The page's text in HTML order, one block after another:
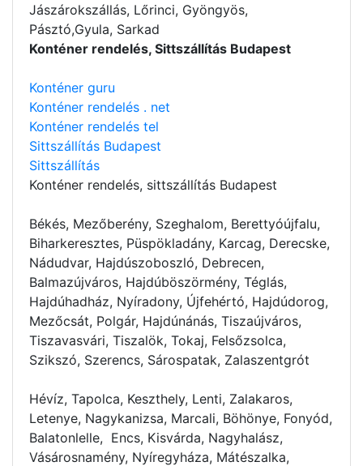
Jászárokszállás, Lőrinci, Gyöngyös,
Pásztó,Gyula, Sarkad
Konténer rendelés, Sittszállítás Budapest
Konténer guru
Konténer rendelés . net
Konténer rendelés tel
Sittszállítás Budapest
Sittszállítás
Konténer rendelés, sittszállítás Budapest
Békés, Mezőberény, Szeghalom, Berettyóújfalu,
Biharkeresztes, Püspökladány, Karcag, Derecske,
Nádudvar, Hajdúszoboszló, Debrecen,
Balmazújváros, Hajdúböszörmény, Téglás,
Hajdúhadház, Nyíradony, Újfehértó, Hajdúdorog,
Mezőcsát, Polgár, Hajdúnánás, Tiszaújváros,
Tiszavasvári, Tiszalök, Tokaj, Felsőzsolca,
Szikszó, Szerencs, Sárospatak, Zalaszentgrót
Hévíz, Tapolca, Keszthely, Lenti, Zalakaros,
Letenye, Nagykanizsa, Marcali, Böhönye, Fonyód,
Balatonlelle, Encs, Kisvárda, Nagyhalász,
Vásárosnamény, Nyíregyháza, Mátészalka,